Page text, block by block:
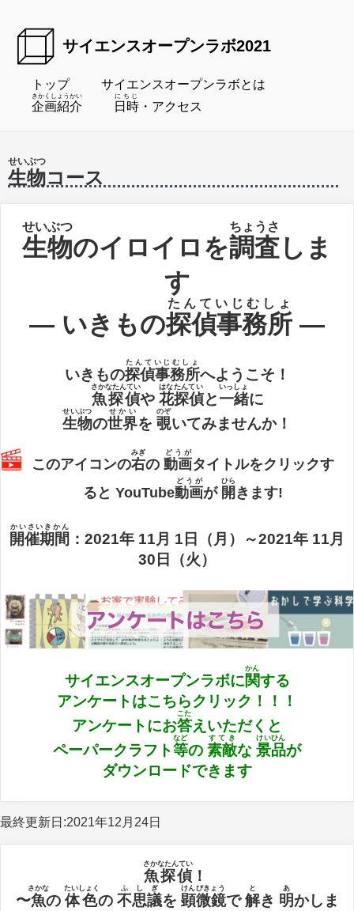
サイエンスオープンラボ2021
トップ
サイエンスオープンラボとは
企画紹介
きかくしょうかい
日時
にちじ
・アクセス
生物
せいぶつ
コース
生物
せいぶつ
のイロイロを調査
ちょうさ
しま
す
― いきもの探偵事務所
たんていじむしょ
―
いきもの探偵事務所
たんていじむしょ
へようこそ！
魚探偵
さかなたんてい
や 花探偵
はなたんてい
と一緒
いっしょ
に
生物
せいぶつ
の世界
せかい
を 覗
のぞ
いてみませんか！
このアイコンの右
みぎ
の 動画
どうが
タイトルをクリックす
ると YouTube動画
どうが
が 開
ひら
きます!
開催期間
かいさいきかん
：2021年 11月 1日（月）～2021年 11月
30日（火）
サイエンスオープンラボに関
かん
する
アンケートはこちらクリック！！！
アンケートにお答
こた
えいただくと
ペーパークラフト等
など
の 素敵
すてき
な 景品
けいひん
が
ダウンロードできます
最終更新日:2021年12月24日
魚探偵
さかなたんてい
！
〜魚
さかな
の 体色
たいしょく
の 不思議
ふしぎ
を 顕微鏡
けんびきょう
で解
と
き 明
あ
かしま